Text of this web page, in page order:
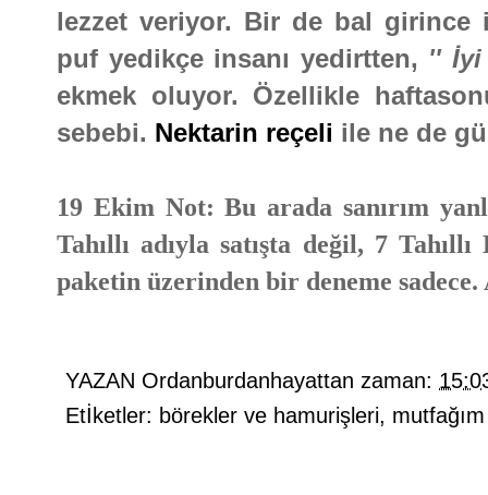
lezzet veriyor. Bir de bal girince
puf yedikçe insanı yedirtten, '' İyi
ekmek oluyor. Özellikle
sebebi. Nektarin reçeli ile ne de
19 Ekim Not: Bu arada sanırım
Tahıllı adıyla satışta değil, 7
paketin üzerinden bir deneme
YAZAN Ordanburdanhayattan zaman:
Etİketler: börekler ve hamurişleri, mutfağım